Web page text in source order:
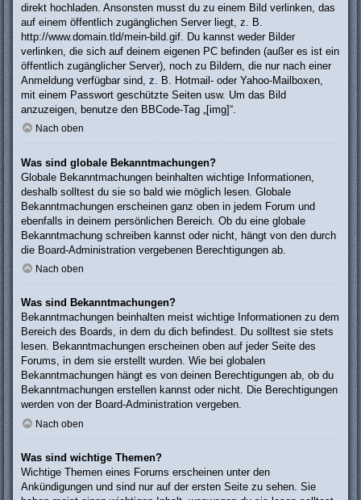
direkt hochladen. Ansonsten musst du zu einem Bild verlinken, das
auf einem öffentlich zugänglichen Server liegt, z. B.
http://www.domain.tld/mein-bild.gif. Du kannst weder Bilder
verlinken, die sich auf deinem eigenen PC befinden (außer es ist ein
öffentlich zugänglicher Server), noch zu Bildern, die nur nach einer
Anmeldung verfügbar sind, z. B. Hotmail- oder Yahoo-Mailboxen,
mit einem Passwort geschützte Seiten usw. Um das Bild
anzuzeigen, benutze den BBCode-Tag „[img]“.
Nach oben
Was sind globale Bekanntmachungen?
Globale Bekanntmachungen beinhalten wichtige Informationen,
deshalb solltest du sie so bald wie möglich lesen. Globale
Bekanntmachungen erscheinen ganz oben in jedem Forum und
ebenfalls in deinem persönlichen Bereich. Ob du eine globale
Bekanntmachung schreiben kannst oder nicht, hängt von den durch
die Board-Administration vergebenen Berechtigungen ab.
Nach oben
Was sind Bekanntmachungen?
Bekanntmachungen beinhalten meist wichtige Informationen zu dem
Bereich des Boards, in dem du dich befindest. Du solltest sie stets
lesen. Bekanntmachungen erscheinen oben auf jeder Seite des
Forums, in dem sie erstellt wurden. Wie bei globalen
Bekanntmachungen hängt es von deinen Berechtigungen ab, ob du
Bekanntmachungen erstellen kannst oder nicht. Die Berechtigungen
werden von der Board-Administration vergeben.
Nach oben
Was sind wichtige Themen?
Wichtige Themen eines Forums erscheinen unter den
Ankündigungen und sind nur auf der ersten Seite zu sehen. Sie